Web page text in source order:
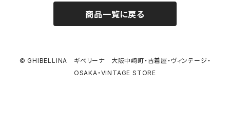
商品一覧に戻る
© GHIBELLINA ギベリーナ 大阪中崎町・古着屋・ヴィンテージ・
OSAKA・VINTAGE STORE